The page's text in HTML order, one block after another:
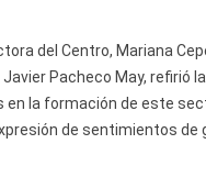
del Centro, Mariana
Pacheco May, refirió
en la formación de este
de sentimientos de